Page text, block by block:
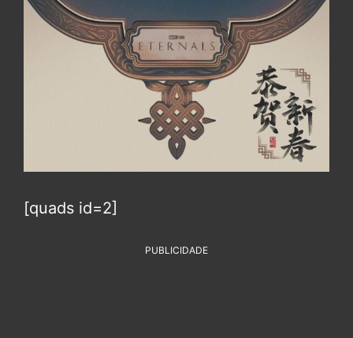
[quads id=2]
PUBLICIDADE